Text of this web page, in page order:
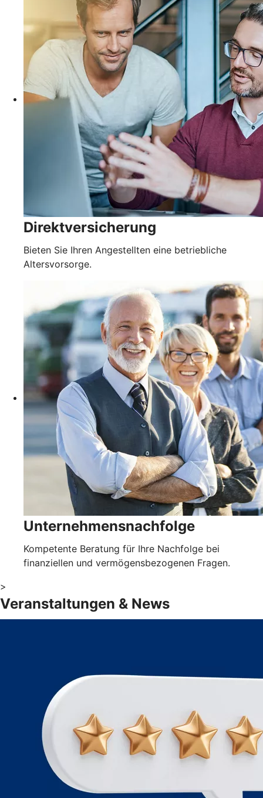
Direktversicherung
Bieten Sie Ihren Angestellten eine betriebliche
Altersvorsorge.
Unternehmensnachfolge
Kompetente Beratung für Ihre Nachfolge bei
finanziellen und vermögensbezogenen Fragen.
>
Veranstaltungen & News